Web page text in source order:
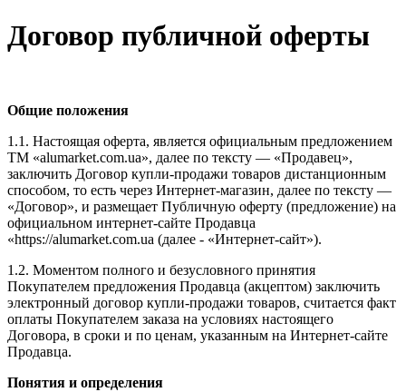
Договор публичной оферты
Общие положения
1.1. Настоящая оферта, является официальным предложением
ТМ «alumarket.com.ua», далее по тексту — «Продавец»,
заключить Договор купли-продажи товаров дистанционным
способом, то есть через Интернет-магазин, далее по тексту —
«Договор», и размещает Публичную оферту (предложение) на
официальном интернет-сайте Продавца
«https://alumarket.com.ua (далее - «Интернет-сайт»).
1.2. Моментом полного и безусловного принятия
Покупателем предложения Продавца (акцептом) заключить
электронный договор купли-продажи товаров, считается факт
оплаты Покупателем заказа на условиях настоящего
Договора, в сроки и по ценам, указанным на Интернет-сайте
Продавца.
Понятия и определения